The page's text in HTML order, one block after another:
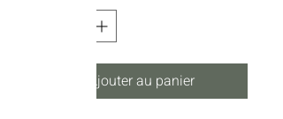
Ajouter au panier